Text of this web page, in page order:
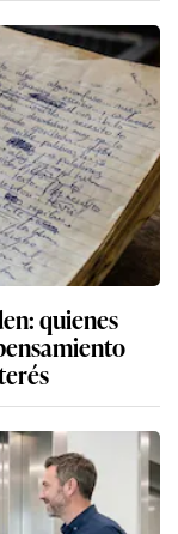
quienes